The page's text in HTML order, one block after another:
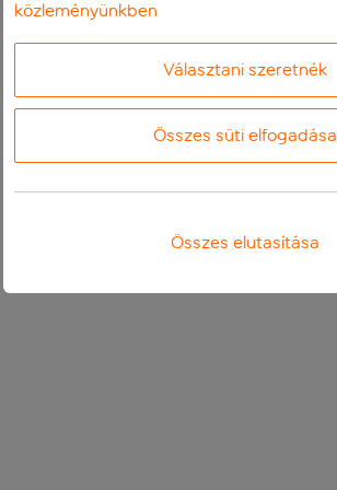
közleményünkben
Választani szeretnék
Összes süti elfogadása
Összes elutasítása